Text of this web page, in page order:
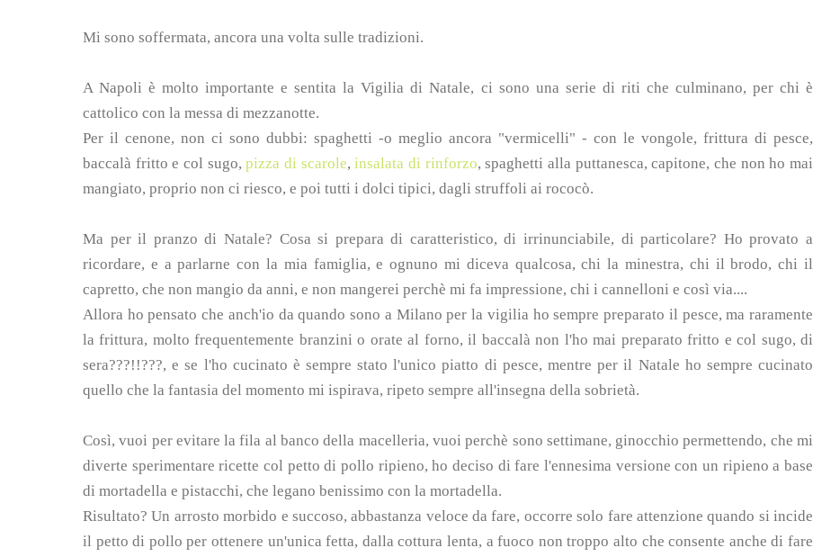
Mi sono soffermata, ancora una volta sulle tradizioni.
A Napoli è molto importante e sentita la Vigilia di Natale, ci sono una serie di riti che culminano, per chi è
cattolico con la messa di mezzanotte.
Per il cenone, non ci sono dubbi: spaghetti -o meglio ancora "vermicelli" - con le vongole, frittura di pesce,
baccalà fritto e col sugo,pizza di scarole,insalata di rinforzo, spaghetti alla puttanesca, capitone, che non ho mai
mangiato, proprio non ci riesco, e poi tutti i dolci tipici, dagli struffoli ai rococò.
Ma per il pranzo di Natale? Cosa si prepara di caratteristico, di irrinunciabile, di particolare? Ho provato a
ricordare, e a parlarne con la mia famiglia, e ognuno mi diceva qualcosa, chi la minestra, chi il brodo, chi il
capretto, che non mangio da anni, e non mangerei perchè mi fa impressione, chi i cannelloni e così via....
Allora ho pensato che anch'io da quando sono a Milano per la vigilia ho sempre preparato il pesce, ma raramente
la frittura, molto frequentemente branzini o orate al forno, il baccalà non l'ho mai preparato fritto e col sugo, di
sera???!!???, e se l'ho cucinato è sempre stato l'unico piatto di pesce, mentre per il Natale ho sempre cucinato
quello che la fantasia del momento mi ispirava, ripeto sempre all'insegna della sobrietà.
Così, vuoi per evitare la fila al banco della macelleria, vuoi perchè sono settimane, ginocchio permettendo, che mi
diverte sperimentare ricette col petto di pollo ripieno, ho deciso di fare l'ennesima versione con un ripieno a base
di mortadella e pistacchi, che legano benissimo con la mortadella.
Risultato? Un arrosto morbido e succoso, abbastanza veloce da fare, occorre solo fare attenzione quando si incide
il petto di pollo per ottenere un'unica fetta, dalla cottura lenta, a fuoco non troppo alto che consente anche di fare